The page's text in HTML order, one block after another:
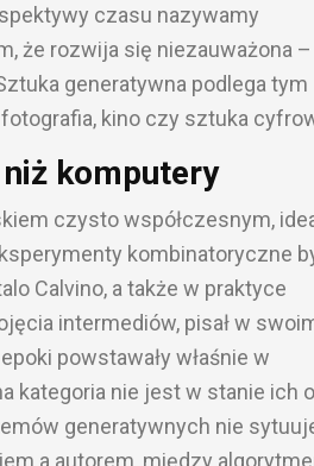
czasu nazywamy
że rozwija się niezauważona –
generatywna podlega tym
kino czy sztuka
komputery
czysto współczesnym,
kombinatoryczne
Calvino, a także w praktyce
intermediów, pisał w
powstawały właśnie w
kategoria nie jest w stanie ich
generatywnych nie
a autorem, między